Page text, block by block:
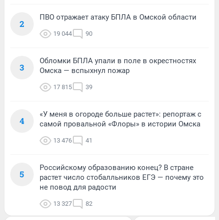
2
ПВО отражает атаку БПЛА в Омской области
19 044 90
3
Обломки БПЛА упали в поле в окрестностях
Омска — вспыхнул пожар
17 815 39
4
«У меня в огороде больше растет»: репортаж с
самой провальной «Флоры» в истории Омска
13 476 41
5
Российскому образованию конец? В стране
растет число стобалльников ЕГЭ — почему это
не повод для радости
13 327 82